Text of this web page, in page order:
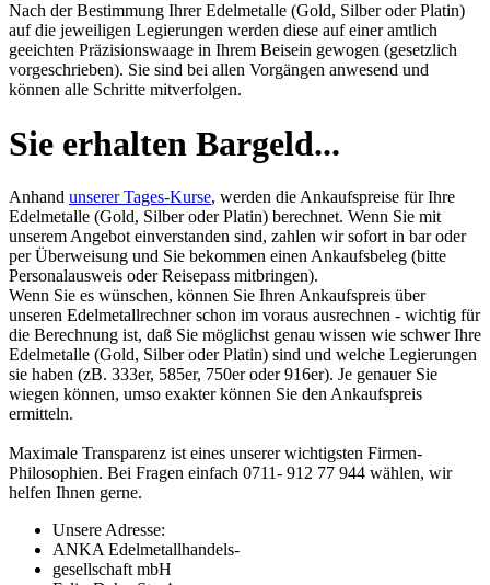
Nach der Bestimmung Ihrer Edelmetalle (Gold, Silber oder Platin)
auf die jeweiligen Legierungen werden diese auf einer amtlich
geeichten Präzisionswaage in Ihrem Beisein gewogen (gesetzlich
vorgeschrieben). Sie sind bei allen Vorgängen anwesend und
können alle Schritte mitverfolgen.
Sie erhalten Bargeld...
Anhand unserer Tages-Kurse, werden die Ankaufspreise für Ihre
Edelmetalle (Gold, Silber oder Platin) berechnet. Wenn Sie mit
unserem Angebot einverstanden sind, zahlen wir sofort in bar oder
per Überweisung und Sie bekommen einen Ankaufsbeleg (bitte
Personalausweis oder Reisepass mitbringen).
Wenn Sie es wünschen, können Sie Ihren Ankaufspreis über
unseren Edelmetallrechnerschon im voraus ausrechnen - wichtig für
die Berechnung ist, daß Sie möglichst genau wissen wie schwer Ihre
Edelmetalle (Gold, Silber oder Platin) sind und welche Legierungen
sie haben (zB. 333er, 585er, 750er oder 916er). Je genauer Sie
wiegen können, umso exakter können Sie den Ankaufspreis
ermitteln.
Maximale Transparenz ist eines unserer wichtigsten Firmen-
Philosophien. Bei Fragen einfach 0711- 912 77 944 wählen, wir
helfen Ihnen gerne.
Unsere Adresse:
ANKA Edelmetallhandels-
gesellschaft mbH